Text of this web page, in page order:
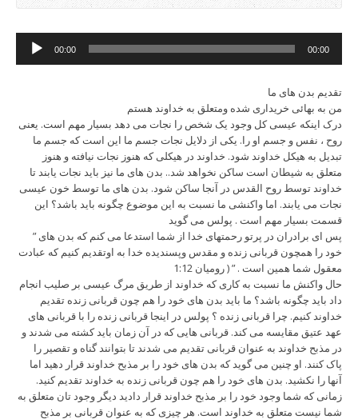
Audio
Player
00:00 00:00
تقدیم بدن های ما
من به بهائی خریداری شده ومتعلق به خداوند هستم
درک اینکه عیسی کل وجود یک شخص را نجات می دهد بسیار مهم است. یعنی
روح ، نفس و جسم او را. یکی از دلایل نجات جسم ما این است که جسم ما
تبدیل به هیکل خداوند شود. خداوند در هیکلی که هنوز نجات نیافته و هنوز
متعلق به شیطان است ساکن نخواهد شد.. بدن های ما نیز باید نجات یابند تا
خداوند توسط روح القدس در آنجا ساکن شود. بدن های ما توسط خون عیسی
نجات می یابند. اما واکنشی ما نسبت به این موضوع چگونه باید باشد؟ این
قسمت بسیار مهم است . پولس می گوید
” پس ای برادران در پرتو رحمتهای خدا از شما استدعا می کنم که بدن های
خود را همچون قربانی زنده و مقدس وپسندیده خدا به اوتقدیم کنیم که عبادت
معقول شما همین است . ” ( رومیان 1:12
حال واکنش ما نسبت به کاری که خداوند از طریق مرگ عیسی بر صلیب انجام
داد باید چگونه باشد؟ ما باید بدن های خود را هم چون قربانی زنده تقدیم
خداوند کنیم. چرا قربانی زنده ؟ پولس در اینجا قربانی زنده را با قربانی های
عهد عتیق مقایسه می کند. قربانی هایی که در آن زمان باید کشته می شدند و
در مذبح خداوند به عنوان قربانی تقدیم می شدند تا بتوانند گناه و تقصیر را
پاک کنند. او چنین می گوید که بدن های خود را بر مذبح خداوند قرار دهید اما
آنها را نکشید. بدن های خود را هم چون قربانی زنده به خداوند تقدیم کنید.
زمانی که شما وجود خود را بر مذبح خداوند قرار دادید دیگر وجود تان متعلق به
شما نیست متعلق به خداوند است. هر چیزی که به عنوان قربانی بر مذبح